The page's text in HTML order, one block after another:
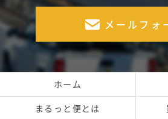
メールフォ
ホーム
まるっと便とは